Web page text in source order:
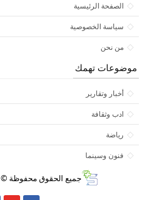
الصفحة الرئيسية
سياسة الخصوصية
من نحن
موضوعات تهمك
أخبار وتقارير
ادب وثقافة
رياضة
فنون وسينما
جميع الحقوق محفوظة ©